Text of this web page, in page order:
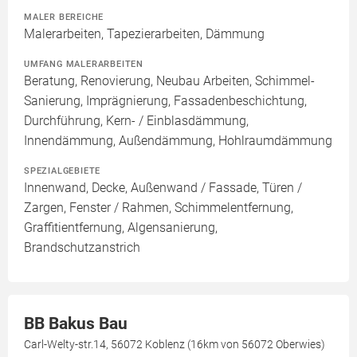
MALER BEREICHE
Malerarbeiten, Tapezierarbeiten, Dämmung
UMFANG MALERARBEITEN
Beratung, Renovierung, Neubau Arbeiten, Schimmel-
Sanierung, Imprägnierung, Fassadenbeschichtung,
Durchführung, Kern- / Einblasdämmung,
Innendämmung, Außendämmung, Hohlraumdämmung
SPEZIALGEBIETE
Innenwand, Decke, Außenwand / Fassade, Türen /
Zargen, Fenster / Rahmen, Schimmelentfernung,
Graffitientfernung, Algensanierung,
Brandschutzanstrich
BB Bakus Bau
Carl-Welty-str.14, 56072 Koblenz (16km von 56072 Oberwies)